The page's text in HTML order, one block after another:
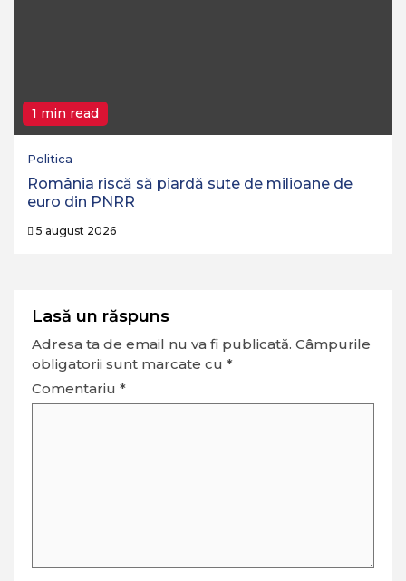
1 min read
Politica
România riscă să piardă sute de milioane de
euro din PNRR
5 august 2026
Lasă un răspuns
Adresa ta de email nu va fi publicată. Câmpurile
obligatorii sunt marcate cu *
Comentariu *